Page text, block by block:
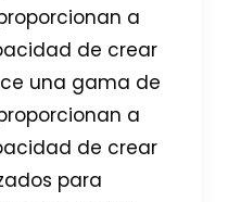
a
de crear
una gama de
a
de crear
para